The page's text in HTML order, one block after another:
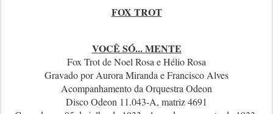
FOX TROT
VOCÊ SÓ... MENTE
Fox Trot de Noel Rosa e Hélio Rosa
Gravado por Aurora Miranda e Francisco Alves
Acompanhamento da Orquestra Odeon
Disco Odeon 11.043-A, matriz 4691